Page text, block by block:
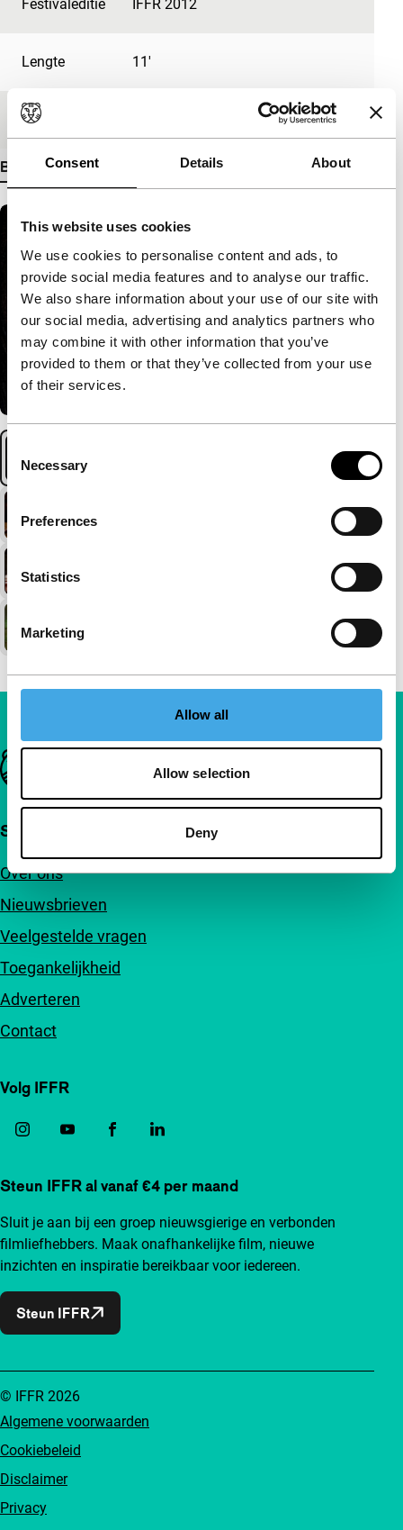
Consent Details About
This website uses cookies
We use cookies to personalise content and ads, to
provide social media features and to analyse our traffic.
We also share information about your use of our site with
our social media, advertising and analytics partners who
may combine it with other information that you’ve
provided to them or that they’ve collected from your use
of their services.
Selection
Necessary
Preferences
Statistics
Marketing
Allow all
Allow selection
Deny
Festivaleditie IFFR 2012
Lengte 11'
Medium/Formaat
Bekijk meer details
Belangrijke links
Snel naar
Over ons
Nieuwsbrieven
Veelgestelde vragen
Toegankelijkheid
Adverteren
Contact
Volg IFFR
Steun IFFR al vanaf €4 per maand
Sluit je aan bij een groep nieuwsgierige en verbonden
filmliefhebbers. Maak onafhankelijke film, nieuwe
inzichten en inspiratie bereikbaar voor iedereen.
Steun IFFR
Algemene voorwaarden
Cookiebeleid
Disclaimer
Privacy
© IFFR 2026